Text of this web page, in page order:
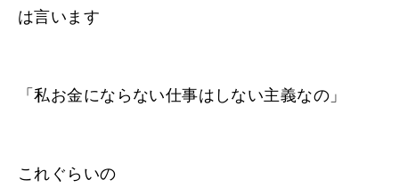
は言います
「私お金にならない仕事はしない主義なの」
これぐらいの